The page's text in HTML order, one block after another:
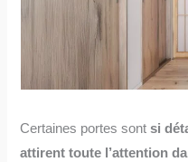
Certaines portes sontsi
attirent toute l’attention